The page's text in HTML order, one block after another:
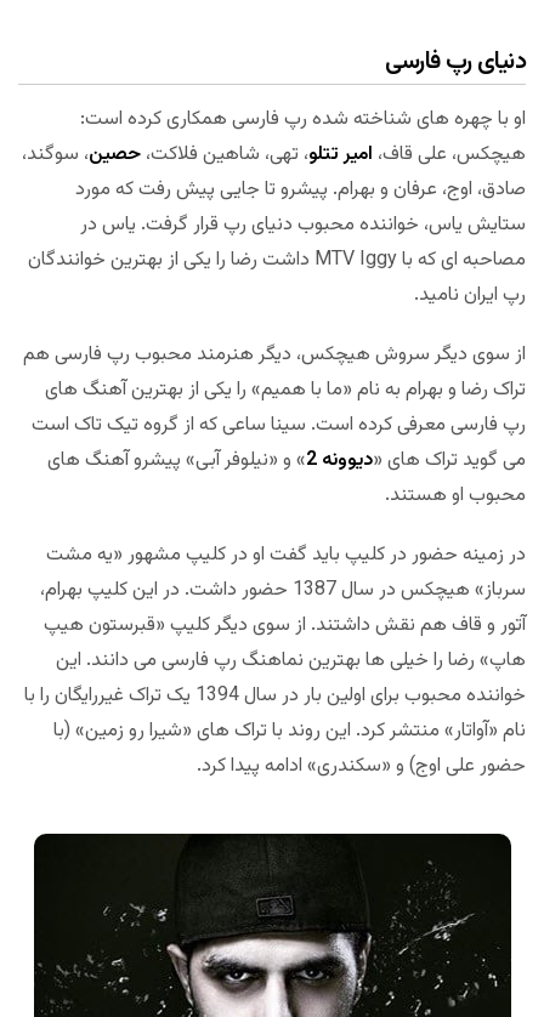
دنیای رپ فارسی
او با چهره های شناخته شده رپ فارسی همکاری کرده است:‌
هیچکس، علی قاف، امیر تتلو، تهی، شاهین فلاکت، حصین، سوگند،
صادق، اوج، عرفان و بهرام. پیشرو تا جایی پیش رفت که مورد
ستایش یاس، خواننده محبوب دنیای رپ قرار گرفت. یاس در
مصاحبه ای که با MTV Iggy داشت رضا را یکی از بهترین خوانندگان
رپ ایران نامید.
از سوی دیگر سروش هیچکس، دیگر هنرمند محبوب رپ فارسی هم
تراک رضا و بهرام به نام «ما با همیم» را یکی از بهترین آهنگ های
رپ فارسی معرفی کرده است. سینا ساعی که از گروه تیک تاک است
می گوید تراک های «دیوونه 2 » و «نیلوفر آبی» پیشرو آهنگ های
محبوب او هستند.
در زمینه حضور در کلیپ باید گفت او در کلیپ مشهور «یه مشت
سرباز» هیچکس در سال 1387 حضور داشت. در این کلیپ بهرام،
آتور و قاف هم نقش داشتند. از سوی دیگر کلیپ «قبرستون هیپ
هاپ» رضا را خیلی ها بهترین نماهنگ رپ فارسی می دانند. این
خواننده محبوب برای اولین بار در سال 1394 یک تراک غیررایگان را با
نام «آواتار» منتشر کرد. این روند با تراک های «شیرا رو زمین» (با
حضور علی اوج) و «سکندری» ادامه پیدا کرد.